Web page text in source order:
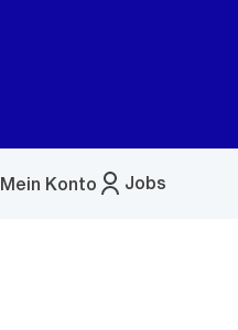
Jobs
Mein Konto
Menü